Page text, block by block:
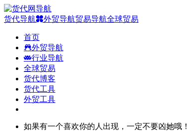
货代导航 外贸导航贸易导航全球贸易
首页
外贸导航
行业导航
全球贸易
货代博客
货代工具
外贸工具
如果有一个喜欢你的人出现，一定不要凶她哦！